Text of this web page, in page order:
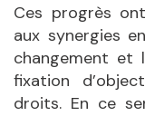
Ces progrès
aux synergies
changement et
fixation
droits. En ce